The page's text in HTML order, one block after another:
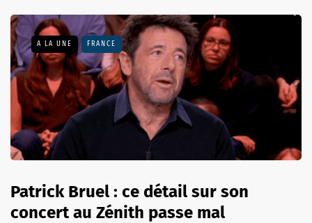
A LA UNE FRANCE
Patrick Bruel : ce détail sur son
concert au Zénith passe mal